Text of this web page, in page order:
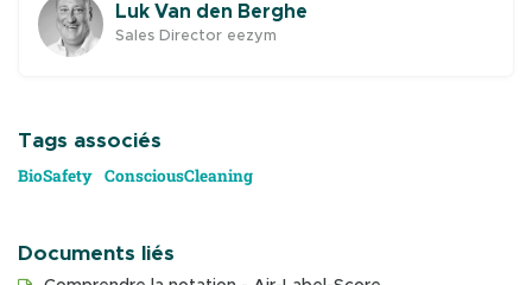
Luk Van den Berghe
Sales Director eezym
Tags associés
BioSafety ConsciousCleaning
Documents liés